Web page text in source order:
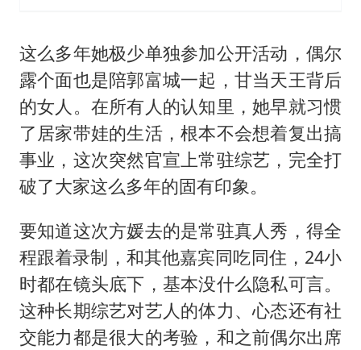
这么多年她极少单独参加公开活动，偶尔
露个面也是陪郭富城一起，甘当天王背后
的女人。在所有人的认知里，她早就习惯
了居家带娃的生活，根本不会想着复出搞
事业，这次突然官宣上常驻综艺，完全打
破了大家这么多年的固有印象。
要知道这次方媛去的是常驻真人秀，得全
程跟着录制，和其他嘉宾同吃同住，24小
时都在镜头底下，基本没什么隐私可言。
这种长期综艺对艺人的体力、心态还有社
交能力都是很大的考验，和之前偶尔出席